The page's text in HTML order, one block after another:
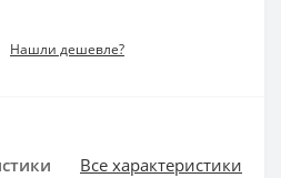
Нашли дешевле?
Все характеристики